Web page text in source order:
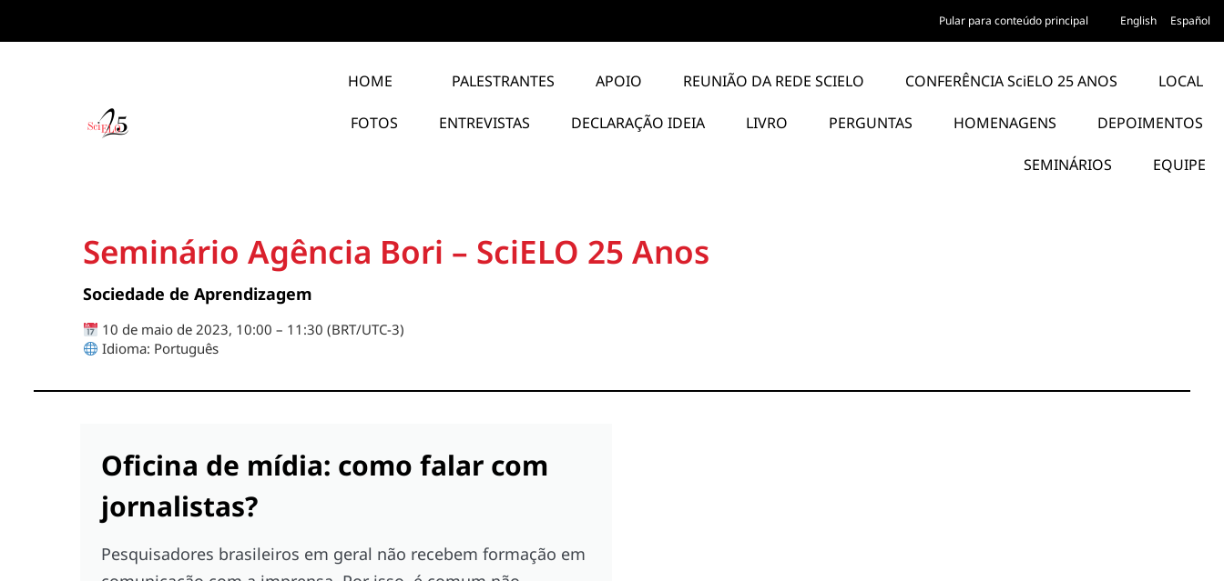
Pular para conteúdo principal English Español
HOME PALESTRANTES APOIO REUNIÃO DA REDE SCIELO CONFERÊNCIA SciELO 25 ANOS LOCAL
FOTOS ENTREVISTAS DECLARAÇÃO IDEIA LIVRO PERGUNTAS HOMENAGENS DEPOIMENTOS
SEMINÁRIOS EQUIPE
Seminário Agência Bori – SciELO 25 Anos
Sociedade de Aprendizagem
10 de maio de 2023, 10:00 – 11:30 (BRT/UTC-3)
Idioma: Português
Oficina de mídia: como falar com
jornalistas?
Pesquisadores brasileiros em geral não recebem formação em